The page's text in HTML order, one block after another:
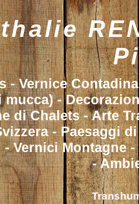
- Vernice
mucca) -
di Chalets - Arte
- Paesaggi
Vernici Montagne
-